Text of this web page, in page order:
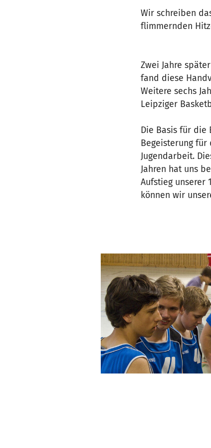
Wir schreiben
flimmernden
Zwei Jahre
fand diese
Weitere sechs
Leipziger
Die Basis für die
Begeisterung für
Jugendarbeit.
Jahren hat uns
Aufstieg unserer
können wir